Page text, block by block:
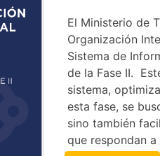
El Ministerio de
Organización
Sistema de
de la Fase II.
sistema,
esta fase, se
sino también
que respondan